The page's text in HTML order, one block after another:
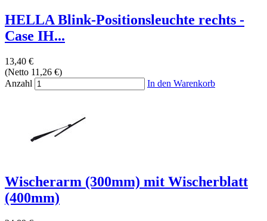
HELLA Blink-Positionsleuchte rechts -
Case IH...
13,40 €
(Netto 11,26 €)
Anzahl
In den Warenkorb
Wischerarm (300mm) mit Wischerblatt
(400mm)